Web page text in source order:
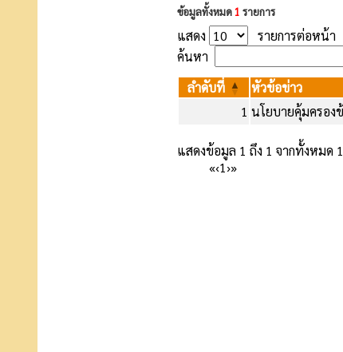
ข้อมูลทั้งหมด 1 รายการ
แสดง
รายการต่อหน้า
ค้นหา
ลำดับที่
หัวข้อข่าว
1 นโยบายคุ้มครอ
แสดงข้อมูล 1 ถึง 1 จากทั้งหมด
«‹1›»